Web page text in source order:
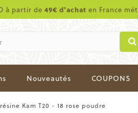
à partir de 49€ d'achat en France
Nouveautés COUPONS
Kam T20 - 18 rose poudre